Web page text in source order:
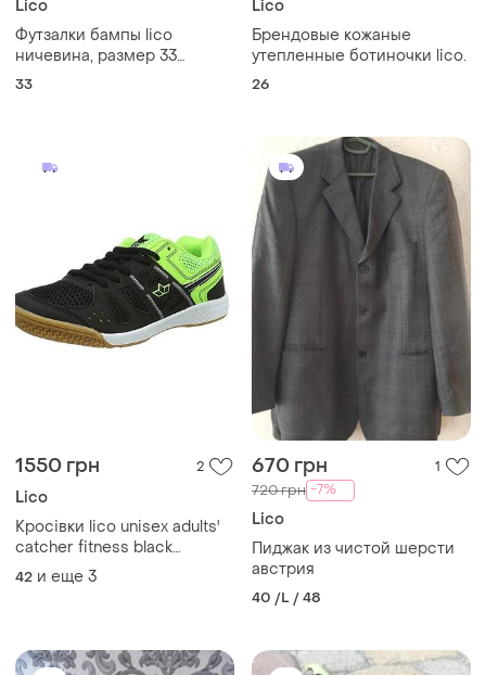
Lico
Футзалки бампы lico
ничевина, размер 33
(стелька 21 см) стан супер
33
Lico
Брендовые кожаные
утепленные ботиночки lico.
26
1550 грн 2
Lico
Кросівки lico unisex adults'
catcher fitness black
350042 оригінал нові
розмір 42, 43,45
42 и еще 3
670 грн 1
720 грн -7%
Lico
Пиджак из чистой шерсти
австрия
40 /L / 48